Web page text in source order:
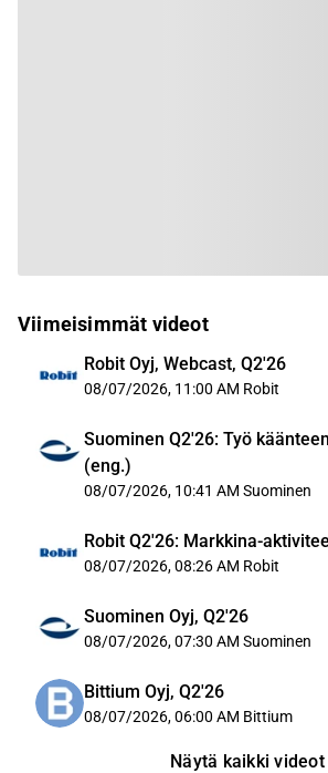
Viimeisimmät videot
Robit Oyj, Webcast, Q2'26
08/07/2026, 11:00 AM Robit
Suominen Q2'26: Työ
(eng.)
08/07/2026, 10:41 AM Suominen
Robit Q2'26: Markkina-
08/07/2026, 08:26 AM Robit
Suominen Oyj, Q2'26
08/07/2026, 07:30 AM Suominen
Bittium Oyj, Q2'26
08/07/2026, 06:00 AM Bittium
Näytä kaikki videot